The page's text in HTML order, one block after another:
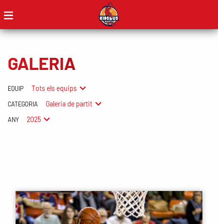
GALERIA
EQUIP Tots els equips
CATEGORIA Galeria de partit
ANY 2025